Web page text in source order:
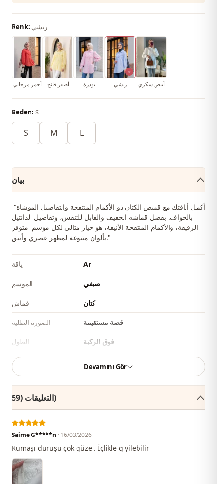
Renk: ريشي
أحمر مرجاني أصفر فاتح بودرة ريشي أبيض سكري
Beden: S
S M L
بيان
"أكمل أناقتك مع قميص الكتان ذو الأكمام المنتفخة والتفاصيل الموشاة
بالحواف. بفضل قماشه الخفيف والقابل للتنفس، وتفاصيل الدانتيل
الرقيقة، والأكمام المنتفخة الأنيقة، هو خيار مثالي لكل موسم. متوفر
بألوان متنوعة لمظهر عصري وأنيق."
ياقة Ar
الموسم صيفي
قماش كتان
الصورة الظلية قصة مستقيمة
الطول فوق الركبة
الأناقة
السماكة
القالب
تفاصيل الكم أكمام بالون
طريقة الإغلاق
تفاصيل
Devamını Gör
التعليقات (59)
Saime G*****n · 16/03/2026
Kumaşı duruşu çok güzel. İçlikle giyilebilir